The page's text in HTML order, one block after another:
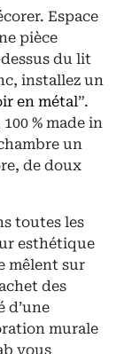
Espace
pièce
du lit
installez un
en métal”.
% made in
un
de doux
toutes les
esthétique
mêlent sur
des
d’une
murale
vous